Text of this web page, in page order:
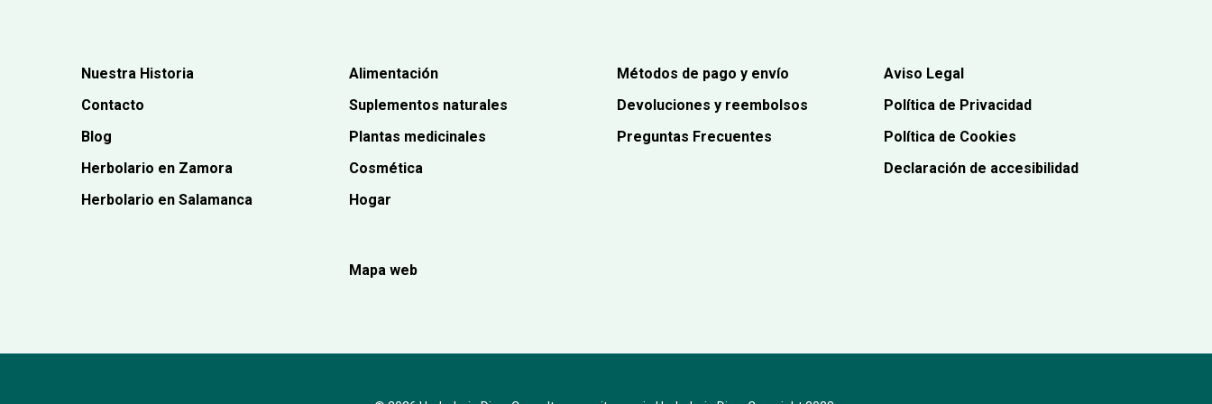
Nuestra Historia
Contacto
Blog
Herbolario en Zamora
Herbolario en Salamanca
Alimentación
Suplementos naturales
Plantas medicinales
Cosmética
Hogar
Mapa web
Métodos de pago y envío
Devoluciones y reembolsos
Preguntas Frecuentes
Aviso Legal
Política de Privacidad
Política de Cookies
Declaración de accesibilidad